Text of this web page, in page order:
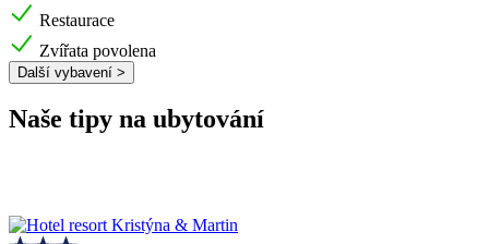
Restaurace
Zvířata povolena
Další vybavení >
Naše tipy na ubytování